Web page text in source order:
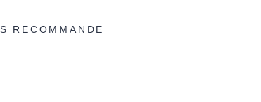
RECOMMANDE